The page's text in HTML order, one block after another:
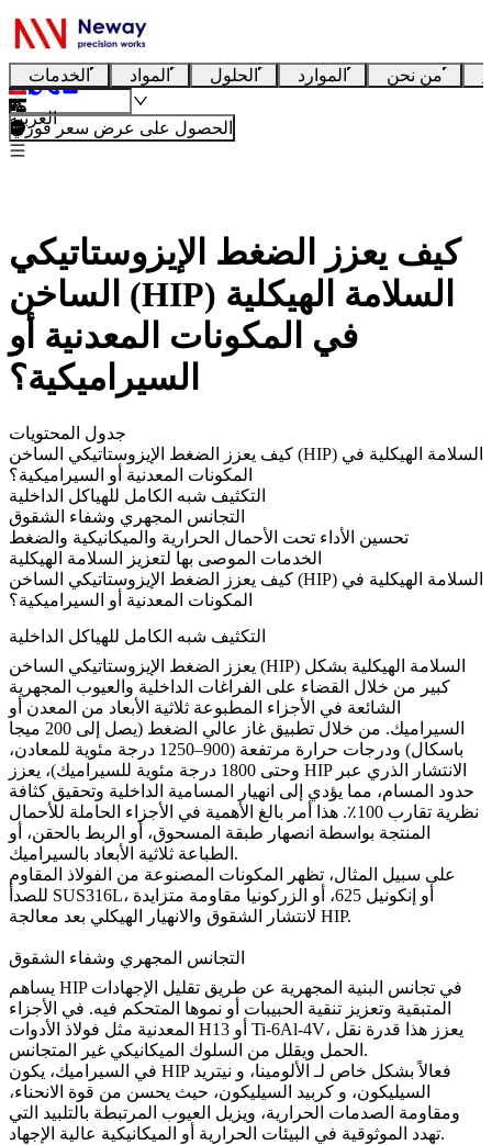
الخدمات المواد الحلول الموارد من نحن
العربية
الحصول على عرض سعر فوري
كيف يعزز الضغط الإيزوستاتيكي
الساخن (HIP) السلامة الهيكلية
في المكونات المعدنية أو
السيراميكية؟
جدول المحتويات
كيف يعزز الضغط الإيزوستاتيكي الساخن (HIP) السلامة الهيكلية في
المكونات المعدنية أو السيراميكية؟
التكثيف شبه الكامل للهياكل الداخلية
التجانس المجهري وشفاء الشقوق
تحسين الأداء تحت الأحمال الحرارية والميكانيكية والضغط
الخدمات الموصى بها لتعزيز السلامة الهيكلية
كيف يعزز الضغط الإيزوستاتيكي الساخن (HIP) السلامة الهيكلية في
المكونات المعدنية أو السيراميكية؟
التكثيف شبه الكامل للهياكل الداخلية
يعزز الضغط الإيزوستاتيكي الساخن (HIP) السلامة الهيكلية بشكل
كبير من خلال القضاء على الفراغات الداخلية والعيوب المجهرية
الشائعة في الأجزاء المطبوعة ثلاثية الأبعاد من المعدن أو
السيراميك. من خلال تطبيق غاز عالي الضغط (يصل إلى 200 ميجا
باسكال) ودرجات حرارة مرتفعة (900–1250 درجة مئوية للمعادن،
وحتى 1800 درجة مئوية للسيراميك)، يعزز HIP الانتشار الذري عبر
حدود المسام، مما يؤدي إلى انهيار المسامية الداخلية وتحقيق كثافة
نظرية تقارب 100٪. هذا أمر بالغ الأهمية في الأجزاء الحاملة للأحمال
المنتجة بواسطة انصهار طبقة المسحوق، أو الربط بالحقن، أو
الطباعة ثلاثية الأبعاد بالسيراميك .
على سبيل المثال، تظهر المكونات المصنوعة من الفولاذ المقاوم
للصدأ SUS316L
، أو إنكونيل 625 ، أو الزركونيا مقاومة متزايدة
لانتشار الشقوق والانهيار الهيكلي بعد معالجة HIP.
التجانس المجهري وشفاء الشقوق
يساهم HIP في تجانس البنية المجهرية عن طريق تقليل الإجهادات
المتبقية وتعزيز تنقية الحبيبات أو نموها المتحكم فيه. في الأجزاء
المعدنية مثل فولاذ الأدوات H13 Ti-6Al-4V، يعزز هذا قدرة نقل
الحمل ويقلل من السلوك الميكانيكي غير المتجانس.
في السيراميك، يكون HIP فعالاً بشكل خاص لـ الألومينا، و نيتريد
السيليكون، و كربيد السيليكون، حيث يحسن من قوة الانحناء،
ومقاومة الصدمات الحرارية، ويزيل العيوب المرتبطة بالتلبيد التي
تهدد الموثوقية في البيئات الحرارية أو الميكانيكية عالية الإجهاد.